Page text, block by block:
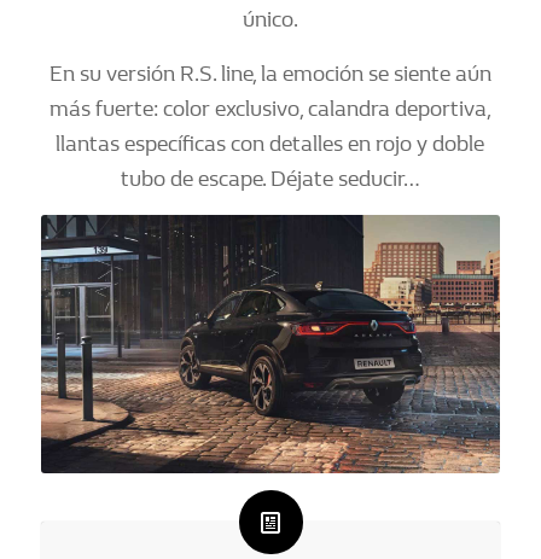
único.
En su versión R.S. line, la emoción se siente aún
más fuerte: color exclusivo, calandra deportiva,
llantas específicas con detalles en rojo y doble
tubo de escape. Déjate seducir…